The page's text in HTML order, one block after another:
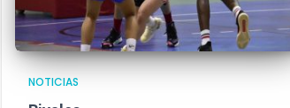
NOTICIAS